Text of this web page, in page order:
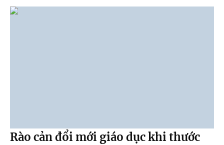
Rào cản đổi mới giáo dục khi thước